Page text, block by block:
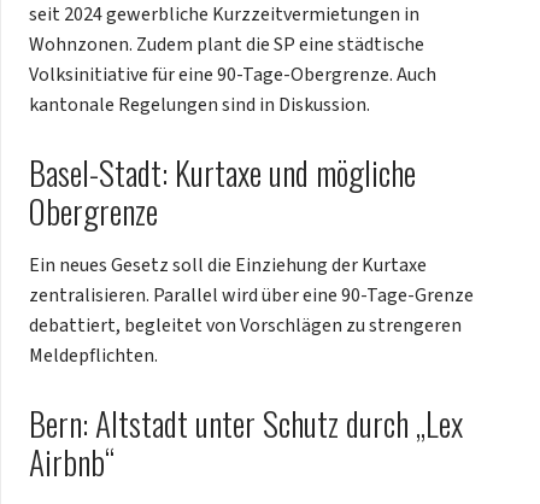
seit 2024 gewerbliche Kurzzeitvermietungen in
Wohnzonen. Zudem plant die SP eine städtische
Volksinitiative für eine 90-Tage-Obergrenze. Auch
kantonale Regelungen sind in Diskussion.
Basel-Stadt: Kurtaxe und mögliche
Obergrenze
Ein neues Gesetz soll die Einziehung der Kurtaxe
zentralisieren. Parallel wird über eine 90-Tage-Grenze
debattiert, begleitet von Vorschlägen zu strengeren
Meldepflichten.
Bern: Altstadt unter Schutz durch „Lex
Airbnb“